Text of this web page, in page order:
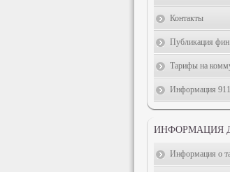
Контакты
Публикация
Тарифы на
Информация 911
ИНФОРМАЦИЯ
Информация о